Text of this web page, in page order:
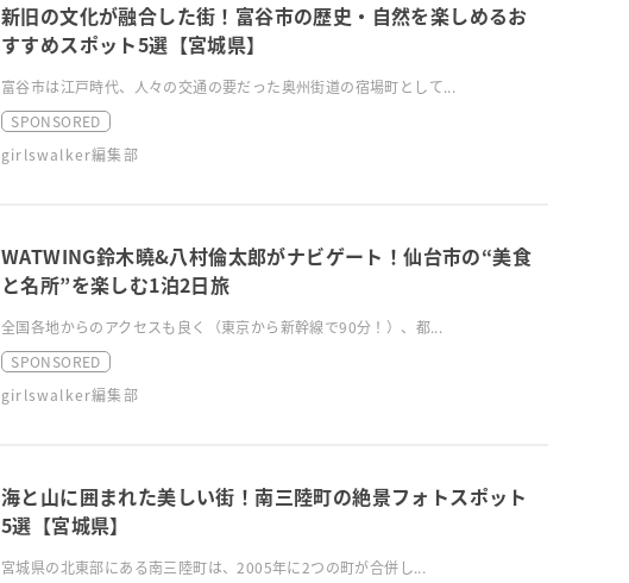
新旧の文化が融合した街！富谷市の歴史・自然を楽しめるお
すすめスポット5選【宮城県】
富谷市は江戸時代、人々の交通の要だった奥州街道の宿場町として...
SPONSORED
girlswalker編集部
WATWING鈴木曉&八村倫太郎がナビゲート！仙台市の“美食
と名所”を楽しむ1泊2日旅
全国各地からのアクセスも良く（東京から新幹線で90分！）、都...
SPONSORED
girlswalker編集部
海と山に囲まれた美しい街！南三陸町の絶景フォトスポット
5選【宮城県】
宮城県の北東部にある南三陸町は、2005年に2つの町が合併し...